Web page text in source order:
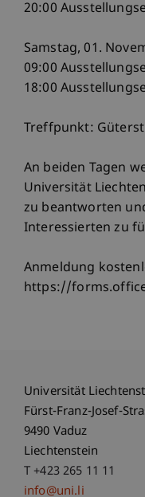
20:00
Samstag, 01.
09:00
18:00
Treffpunkt:
An beiden Tagen
Universität
zu beantworten
Interessierten zu
Anmeldung
https://
Universität
Fürst-Franz-Josef-
9490 Vaduz
Liechtenstein
T +423 265 11 11
info@uni.li